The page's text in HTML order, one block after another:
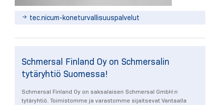
tec.nicum-koneturvallisuuspalvelut
Schmersal Finland Oy on Schmersalin
tytäryhtiö Suomessa!
Schmersal Finland Oy on saksalaisen Schmersal GmbH:n
tytäryhtiö. Toimistomme ja varastomme sijaitsevat Vantaalla